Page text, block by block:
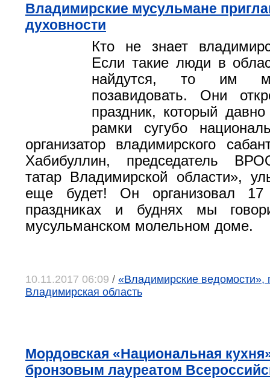
Владимирские мусульмане
духовности
Кто не знает
Если такие люди в
найдутся, то им
позавидовать. Они
праздник, который
рамки сугубо
организатор владимирского
Хабибуллин, председатель
татар Владимирской области»,
еще будет! Он организовал
праздниках и буднях мы
мусульманском молельном доме.
10.11.2017 06:09 / «Владимирские ведомости»,
Владимирская область
Мордовская «Национальная
бронзовым лауреатом